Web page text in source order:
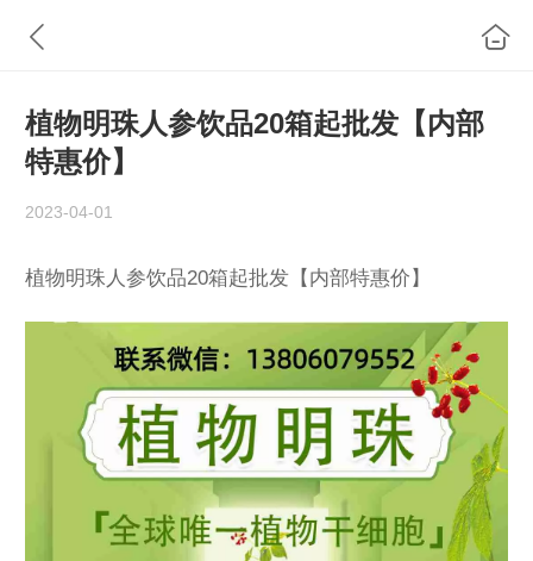
植物明珠人参饮品20箱起批发【内部
特惠价】
2023-04-01
植物明珠人参饮品20箱起批发【内部特惠价】